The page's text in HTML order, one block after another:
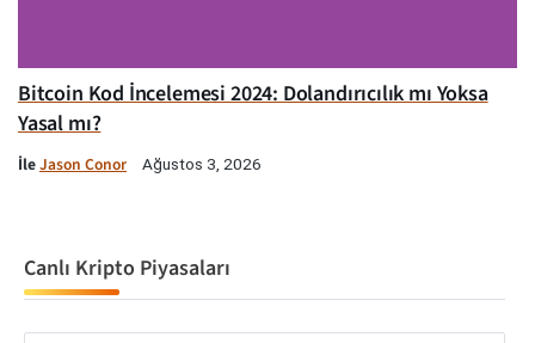
Bitcoin Kod İncelemesi 2024: Dolandırıcılık mı Yoksa
Yasal mı?
İleJason Conor Ağustos 3, 2026
Canlı Kripto Piyasaları